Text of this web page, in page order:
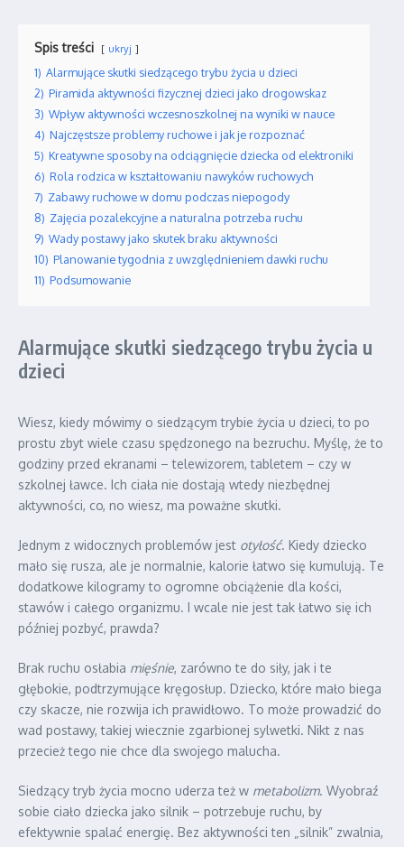
Spis treści ukryj
1) Alarmujące skutki siedzącego trybu życia u dzieci
2) Piramida aktywności fizycznej dzieci jako drogowskaz
3) Wpływ aktywności wczesnoszkolnej na wyniki w nauce
4) Najczęstsze problemy ruchowe i jak je rozpoznać
5) Kreatywne sposoby na odciągnięcie dziecka od elektroniki
6) Rola rodzica w kształtowaniu nawyków ruchowych
7) Zabawy ruchowe w domu podczas niepogody
8) Zajęcia pozalekcyjne a naturalna potrzeba ruchu
9) Wady postawy jako skutek braku aktywności
10) Planowanie tygodnia z uwzględnieniem dawki ruchu
11) Podsumowanie
Alarmujące skutki siedzącego trybu życia u
dzieci
Wiesz, kiedy mówimy o siedzącym trybie życia u dzieci, to po
prostu zbyt wiele czasu spędzonego na bezruchu. Myślę, że to
godziny przed ekranami – telewizorem, tabletem – czy w
szkolnej ławce. Ich ciała nie dostają wtedy niezbędnej
aktywności, co, no wiesz, ma poważne skutki.
Jednym z widocznych problemów jest otyłość. Kiedy dziecko
mało się rusza, ale je normalnie, kalorie łatwo się kumulują. Te
dodatkowe kilogramy to ogromne obciążenie dla kości,
stawów i całego organizmu. I wcale nie jest tak łatwo się ich
później pozbyć, prawda?
Brak ruchu osłabia mięśnie, zarówno te do siły, jak i te
głębokie, podtrzymujące kręgosłup. Dziecko, które mało biega
czy skacze, nie rozwija ich prawidłowo. To może prowadzić do
wad postawy, takiej wiecznie zgarbionej sylwetki. Nikt z nas
przecież tego nie chce dla swojego malucha.
Siedzący tryb życia mocno uderza też w metabolizm. Wyobraź
sobie ciało dziecka jako silnik – potrzebuje ruchu, by
efektywnie spalać energię. Bez aktywności ten „silnik” zwalnia,